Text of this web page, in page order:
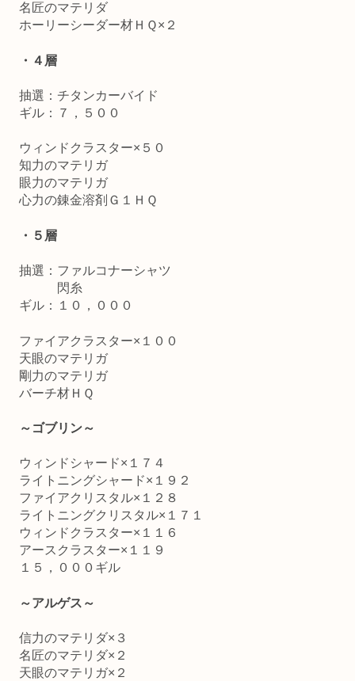
名匠のマテリダ
ホーリーシーダー材ＨＱ×２
・４層
抽選：チタンカーバイド
ギル：７，５００
ウィンドクラスター×５０
知力のマテリガ
眼力のマテリガ
心力の錬金溶剤Ｇ１ＨＱ
・５層
抽選：ファルコナーシャツ
閃糸
ギル：１０，０００
ファイアクラスター×１００
天眼のマテリガ
剛力のマテリガ
バーチ材ＨＱ
～ゴブリン～
ウィンドシャード×１７４
ライトニングシャード×１９２
ファイアクリスタル×１２８
ライトニングクリスタル×１７１
ウィンドクラスター×１１６
アースクラスター×１１９
１５，０００ギル
～アルゲス～
信力のマテリダ×３
名匠のマテリダ×２
天眼のマテリガ×２